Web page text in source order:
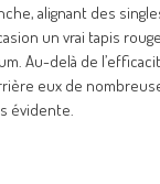
alignant des
un vrai tapis
Au-delà de
eux de
évidente.